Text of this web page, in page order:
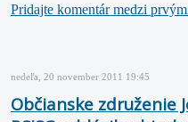
Pridajte komentár medzi
nedeľa, 20 november 2011 19:45
Občianske združenie